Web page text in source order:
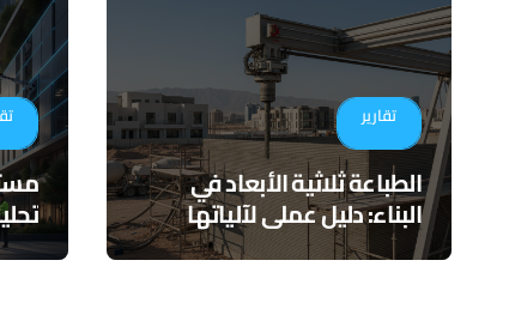
تقارير
الطباعة ثلاثية الأبعاد في
البناء: دليل عملي لآلياتها
وتطبيقاتها المستقبلية